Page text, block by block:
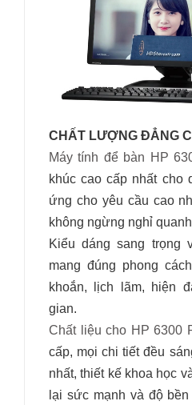
CHẤT LƯỢNG ĐẲNG
Máy tính để bàn HP
khúc cao cấp nhất cho
ứng cho yêu cầu cao
không ngừng nghỉ
Kiểu dáng sang trọng
mang đúng phong
khoắn, lịch lãm, hiện
gian.
Chất liệu cho HP 6300
cấp, mọi chi tiết đều
nhất, thiết kế khoa học
lại sức mạnh và độ